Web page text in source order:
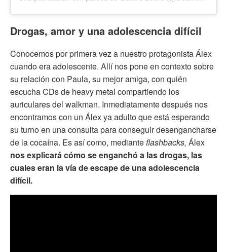
Drogas, amor y una adolescencia difícil
Conocemos por primera vez a nuestro protagonista Álex
cuando era adolescente. Allí nos pone en contexto sobre
su relación con Paula, su mejor amiga, con quién
escucha CDs de heavy metal compartiendo los
auriculares del walkman. Inmediatamente después nos
encontramos con un Álex ya adulto que está esperando
su turno en una consulta para conseguir desengancharse
de la cocaína. Es así como, medianteflashbacks, Álex
nos explicará cómo se enganchó a las drogas, las
cuales eran la vía de escape de una adolescencia
difícil.